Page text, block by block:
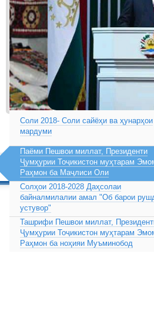
Соли 2018- Соли сайёҳи ва ҳунарҳои
мардуми
Паёми Пешвои миллат, Президенти
Ҷумҳурии Тоҷикистон муҳтарам
Раҳмон ба Маҷлиси Оли
Солҳои 2018-2028 Даҳсолаи
байналмилалии амал "Об барои
устувор"
Ташрифи Пешвои миллат,
Ҷумҳурии Тоҷикистон муҳтарам
Раҳмон ба ноҳияи Муъминобод